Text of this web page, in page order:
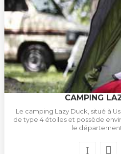
CAMPING
Le camping Lazy Duck, situé à
de type 4 étoiles et possède
le